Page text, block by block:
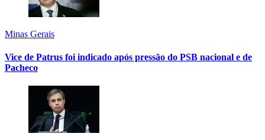
Minas Gerais
Vice de Patrus foi indicado após pressão do PSB nacional e de
Pacheco